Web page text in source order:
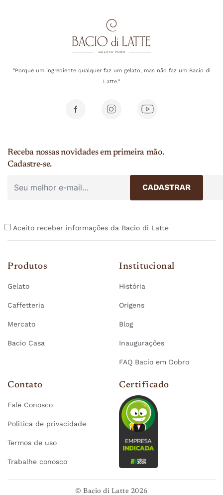
"Porque um ingrediente qualquer faz um gelato, mas não faz um Bacio di
Latte."
Receba nossas novidades em primeira mão.
Cadastre-se.
Aceito receber informações da Bacio di Latte
Produtos
Gelato
Caffetteria
Mercato
Bacio Casa
Institucional
História
Origens
Blog
Inaugurações
FAQ Bacio em Dobro
Contato
Fale Conosco
Politica de privacidade
Termos de uso
Trabalhe conosco
Certificado
© Bacio di Latte 2026